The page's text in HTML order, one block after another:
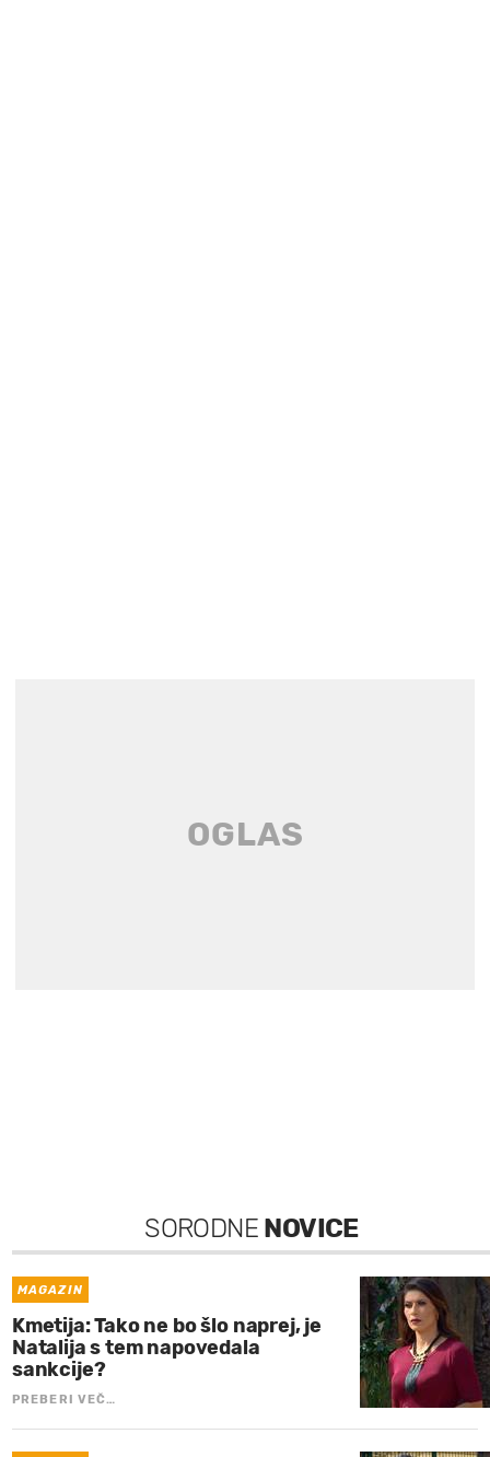
SORODNE NOVICE
MAGAZIN
Kmetija: Tako ne bo šlo naprej, je
Natalija s tem napovedala
sankcije?
PREBERI VEČ…